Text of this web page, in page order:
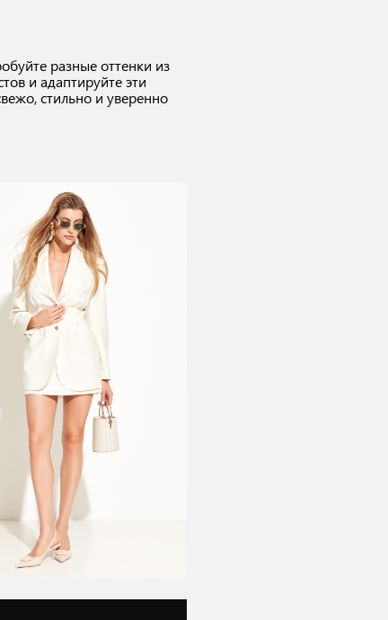
разные оттенки из
и адаптируйте эти
стильно и уверенно